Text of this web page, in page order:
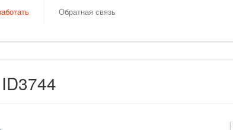
Обратная связь